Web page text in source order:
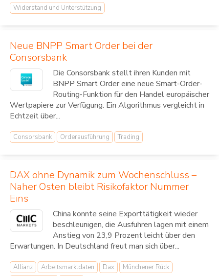
Widerstand und Unterstützung
Neue BNPP Smart Order bei der
Consorsbank
Die Consorsbank stellt ihren Kunden mit
BNPP Smart Order eine neue Smart-Order-
Routing-Funktion für den Handel europäischer
Wertpapiere zur Verfügung. Ein Algorithmus vergleicht in
Echtzeit über...
Consorsbank Orderausführung Trading
DAX ohne Dynamik zum Wochenschluss –
Naher Osten bleibt Risikofaktor Nummer
Eins
China konnte seine Exporttätigkeit wieder
beschleunigen, die Ausfuhren lagen mit einem
Anstieg von 23,9 Prozent leicht über den
Erwartungen. In Deutschland freut man sich über...
Allianz Arbeitsmarktdaten Dax
Münchener Rück